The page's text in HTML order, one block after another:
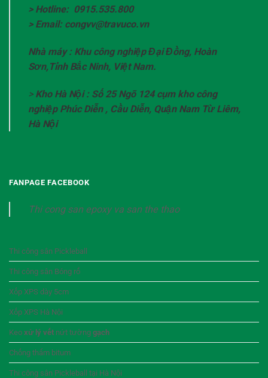
> Hotline: 0915.535.800
> Email: congvv@travuco.vn
Nhà máy : Khu công nghiệp Đại Đồng, Hoàn
Sơn,Tỉnh Bắc Ninh, Việt Nam.
> Kho Hà Nội : Số 25 Ngõ 124 cụm kho công
nghiệp Phúc Diễn , Cầu Diễn, Quận Nam Từ Liêm,
Hà Nội
FANPAGE FACEBOOK
Thi cong san epoxy va san the thao
Thi công sân Pickleball
Thi công sân Bóng rổ
Xốp XPS dày 5cm
Xốp XPS Hà Nội
Keo xử lý vết nứt tường gạch
Chống thấm bitum
Thi công sân Pickleball tại Hà Nội